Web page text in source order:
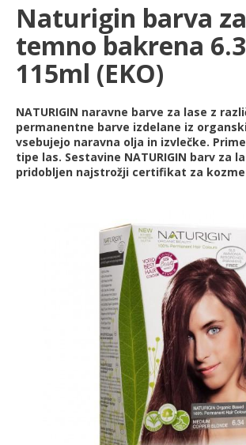
Naturigin barva
temno bakrena
115ml (EKO)
NATURIGIN naravne barve za lase z
permanentne barve izdelane iz
vsebujejo naravna olja in izvlečke.
tipe las. Sestavine NATURIGIN barv za
pridobljen najstrožji certifikat za